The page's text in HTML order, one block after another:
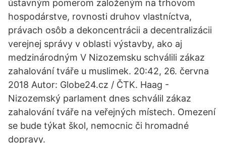
ústavným pomerom založeným na trhovom
hospodárstve, rovnosti druhov vlastníctva,
právach osôb a dekoncentrácii a decentralizácii
verejnej správy v oblasti výstavby, ako aj
medzinárodným V Nizozemsku schválili zákaz
zahalování tváře u muslimek. 20:42, 26. června
2018 Autor: Globe24.cz / ČTK. Haag -
Nizozemský parlament dnes schválil zákaz
zahalování tváře na veřejných místech. Omezení
se bude týkat škol, nemocnic či hromadné
dopravy.